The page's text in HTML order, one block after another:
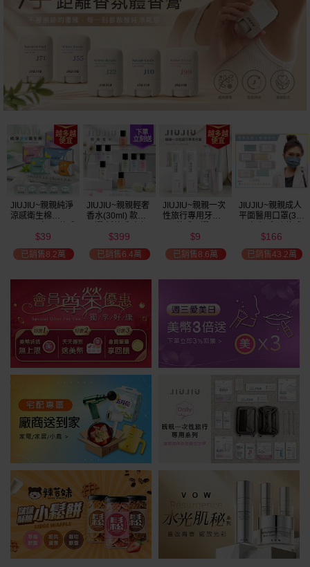
JIUJIU~親親純淨
涼感衛生棉
$39
已銷售8.2萬
JIUJIU~親親輕奢
香水(30ml) 款式
市/平替香水/大牌
香水/大牌平替
$399
已銷售6.4萬
JIUJIU~親親一次
性旅行專用牙刷(1
$9
已銷售8.6萬
JIUJIU~親親成人
平面醫用口罩(30
可選 MD雙鋼印
$166
已銷售43.2萬